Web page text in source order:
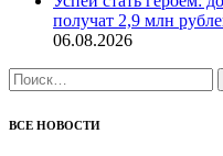
получат 2,9 млн
06.08.2026
Найти:
ВСЕ НОВОСТИ